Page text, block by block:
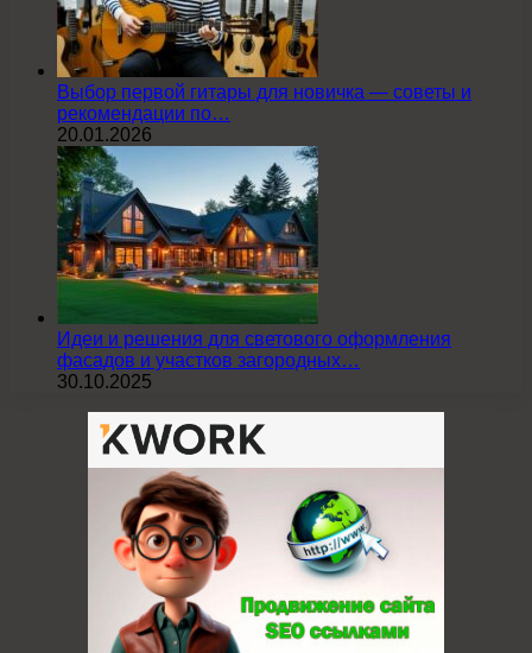
Выбор первой гитары для новичка — советы и
рекомендации по…
20.01.2026
Идеи и решения для светового оформления
фасадов и участков загородных…
30.10.2025